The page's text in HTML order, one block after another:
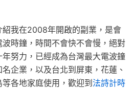
紹我在2008年開啟的副業，是會
時鐘，時間不會快不會慢，絕對
努力，已經成為台灣最大電波鐘
企業，以及台北到屏東，花蓮、
各地家庭使用，歡迎到 法詩計時